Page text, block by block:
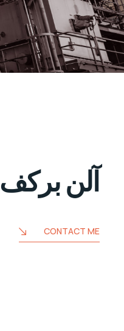
آلن برکف
CONTACT ME